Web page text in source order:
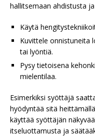
hallitsemaan ahdistusta
Käytä
Kuvittele onnistuneita
tai lyöntiä.
Pysy tietoisena
mielentilaa.
Esimerkiksi syöttäjä
hyödyntää sitä
käyttää syöttäjän
itseluottamusta ja